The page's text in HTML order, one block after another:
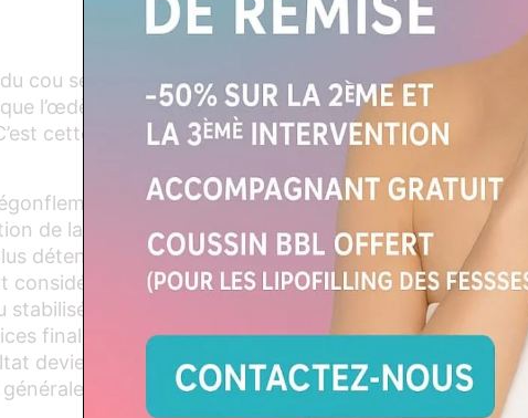
cou se révèle par étapes : il devient rapidement visible,
l’œdème se résorbe, que la peau s’assouplit et que les
cette évolution progressive qui donne un rendu de
important, résultat déjà bien visible.
de la majorité des œdèmes et des bleus.
détendue naturellement, forme finale quasi stable.
considéré comme définitif, cicatrices estompées,
finales jugées (maturation cicatricielle complète).
devient progressivement naturel entre1 et 3 mois
optimal autour de6 mois.